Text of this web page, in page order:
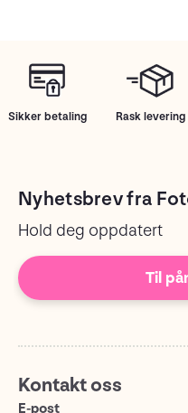
Sikker betaling Rask levering
Nyhetsbrev fra
Hold deg oppdatert
Til
Kontakt oss
E-post